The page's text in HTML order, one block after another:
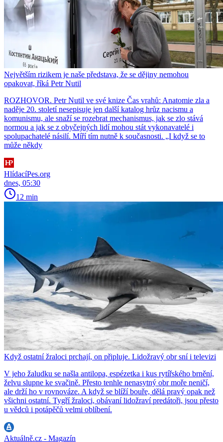
Největším rizikem je naše představa, že se dějiny nemohou
opakovat, říká Petr Nutil
ROZHOVOR. Petr Nutil ve své knize Čas vrahů: Anatomie zla a
naděje 20. století nesepisuje jen další katalog hrůz nacismu a
komunismu, ale snaží se rozebrat mechanismus, jak se zlo stává
normou a jak se z obyčejných lidí mohou stát vykonavatelé i
spolupachatelé násilí. Míří tím nutně k současnosti. „I když se to
může někdy
HlídacíPes.org
dnes, 05:30
12 min
Když ostatní žraloci prchají, on připluje. Lidožravý obr sní i televizi
V jeho žaludku se našla antilopa, espézetka i kus rytířského brnění,
želvu slupne ke svačině. Přesto tenhle nenasytný obr moře neničí,
ale drží ho v rovnováze. A když se blíží bouře, dělá pravý opak než
všichni ostatní. Tygří žraloci, obávaní lidožraví predátoři, jsou přesto
u vědců i potápěčů velmi oblíbení.
Aktuálně.cz - Magazín